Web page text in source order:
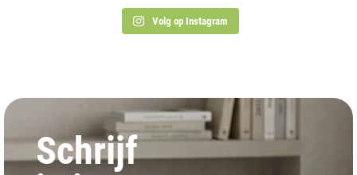
Volg op Instagram
Schrijf